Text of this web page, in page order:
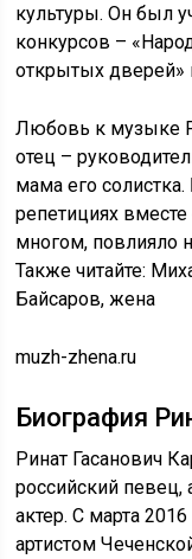
культуры. Он был
конкурсов –
открытых дверей»
Любовь к музыке
отец –
мама его
репетициях
многом, повлияло
Также читайте:
Байсаров, жена
muzh-zhena.ru
Биография
Ринат Гасанович
российский певец,
актер. С марта
артистом